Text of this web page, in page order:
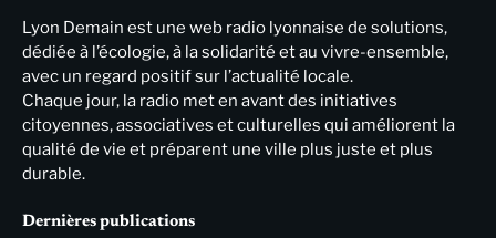
Lyon Demain est une web radio lyonnaise de solutions,
dédiée à l’écologie, à la solidarité et au vivre-ensemble,
avec un regard positif sur l’actualité locale.
Chaque jour, la radio met en avant des initiatives
citoyennes, associatives et culturelles qui améliorent la
qualité de vie et préparent une ville plus juste et plus
durable.
Dernières publications